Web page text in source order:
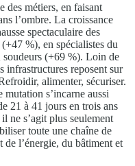
des métiers, en faisant
l’ombre. La croissance
spectaculaire des
%), en spécialistes du
(+69 %). Loin de
infrastructures reposent sur
alimenter, sécuriser.
s’incarne aussi
21 à 41 jours en trois ans
ne s’agit plus seulement
toute une chaîne de
de l’énergie, du bâtiment et